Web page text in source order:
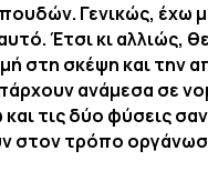
Γενικώς, έχω
Έτσι κι
στη σκέψη και την
ανάμεσα σε
τις δύο φύσεις
στον τρόπο